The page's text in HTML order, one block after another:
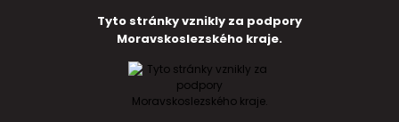
Tyto stránky vznikly za podpory
Moravskoslezského kraje.